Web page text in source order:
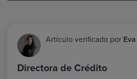
Artículo verificado por
Directora de Crédito